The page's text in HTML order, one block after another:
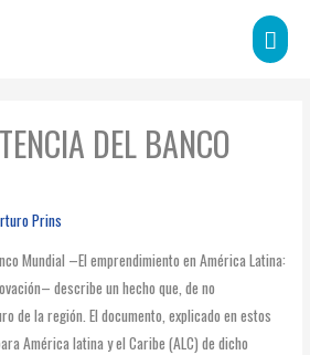
Menú
DEL BANCO
Prins
Mundial –El emprendimiento en América Latina:
describe un hecho que, de no
de la región. El documento, explicado en estos
América latina y el Caribe (ALC) de dicho